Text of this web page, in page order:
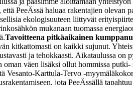
PeeÄssä haluaa rakentajien olevan
ekologisuuteen liittyvät
mukanaan tuomassa
Tavoitteena pitkäaikainen
kitkattomasti on kaikki sujunut.
ja tehokkaasti. Aikataulussa on
väen lisäksi ollut hommissa
Vesanto-Karttula-Tervo -
jota PeeÄssällä